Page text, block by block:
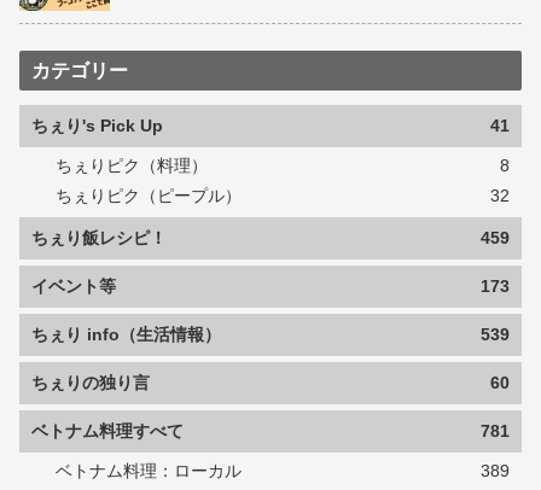
カテゴリー
ちぇり's Pick Up 41
ちぇりピク（料理）
8
ちぇりピク（ピープル）
32
ちぇり飯レシピ！ 459
イベント等 173
ちぇり info（生活情報） 539
ちぇりの独り言 60
ベトナム料理すべて 781
ベトナム料理：ローカル
389